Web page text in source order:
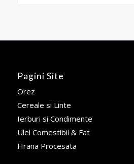
Pagini Site
Orez
Cereale si Linte
Ierburi si Condimente
Ulei Comestibil & Fat
Hrana Procesata